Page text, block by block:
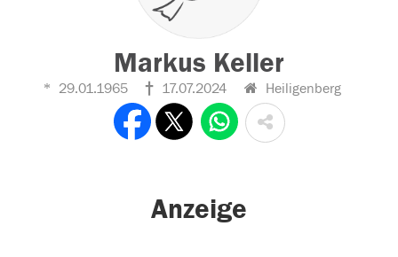
Markus Keller
29.01.1965 17.07.2024 Heiligenberg
Anzeige